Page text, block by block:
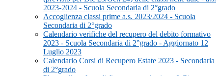
2023-2024 - Scuola Secondaria di 2°grado
Accoglienza classi prime a.s. 2023/2024 - Scuola
Secondaria di 2°grado
Calendario verifiche del recupero del debito formativo
2023 - Scuola Secondaria di 2°grado - Aggiornato 12
Luglio 2023
Calendario Corsi di Recupero Estate 2023 - Secondaria
di 2°grado